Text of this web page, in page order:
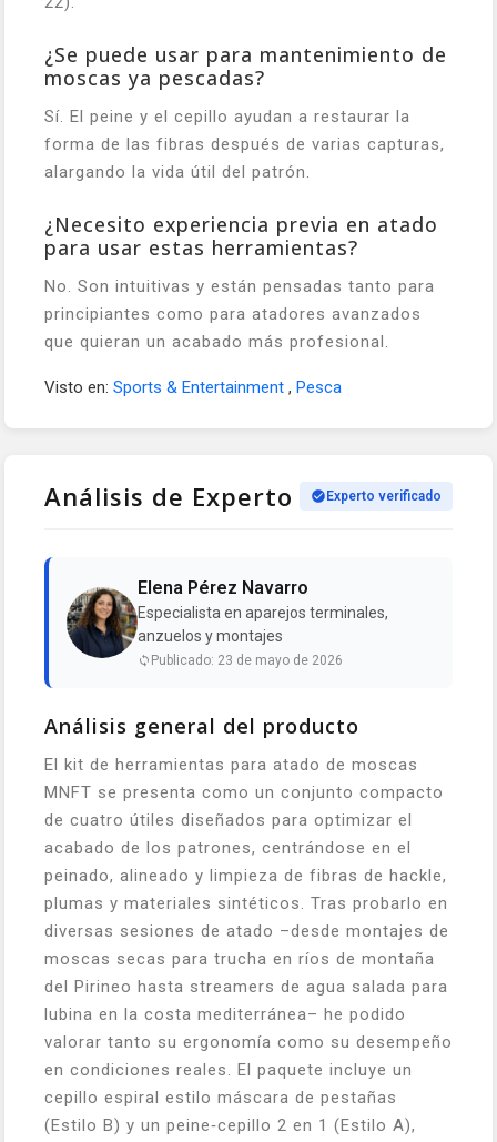
¿Se puede usar para mantenimiento de
moscas ya pescadas?
Sí. El peine y el cepillo ayudan a restaurar la
forma de las fibras después de varias capturas,
alargando la vida útil del patrón.
¿Necesito experiencia previa en atado
para usar estas herramientas?
No. Son intuitivas y están pensadas tanto para
principiantes como para atadores avanzados
que quieran un acabado más profesional.
Visto en: Sports & Entertainment , Pesca
Análisis de Experto Experto verificado
Elena Pérez Navarro
Especialista en aparejos terminales,
anzuelos y montajes
Publicado: 23 de mayo de 2026
Análisis general del producto
El kit de herramientas para atado de moscas
MNFT se presenta como un conjunto compacto
de cuatro útiles diseñados para optimizar el
acabado de los patrones, centrándose en el
peinado, alineado y limpieza de fibras de hackle,
plumas y materiales sintéticos. Tras probarlo en
diversas sesiones de atado –desde montajes de
moscas secas para trucha en ríos de montaña
del Pirineo hasta streamers de agua salada para
lubina en la costa mediterránea– he podido
valorar tanto su ergonomía como su desempeño
en condiciones reales. El paquete incluye un
cepillo espiral estilo máscara de pestañas
(Estilo B) y un peine‑cepillo 2 en 1 (Estilo A),